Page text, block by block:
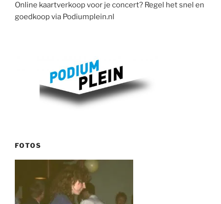
Online kaartverkoop voor je concert? Regel het snel en
goedkoop via Podiumplein.nl
FOTOS